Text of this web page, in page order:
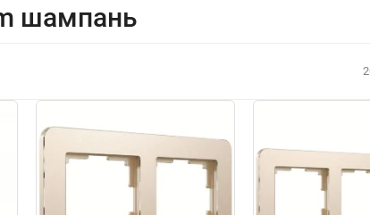
шампань